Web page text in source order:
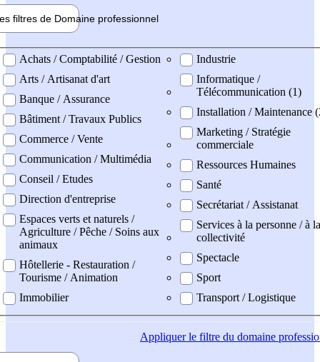
filtres de Domaine professionnel
professionel
Achats / Comptabilité / Gestion
Arts / Artisanat d'art
Banque / Assurance
Bâtiment / Travaux Publics
Commerce / Vente
Communication / Multimédia
Conseil / Etudes
Direction d'entreprise
Espaces verts et naturels /
Agriculture / Pêche / Soins aux
animaux
Hôtellerie - Restauration /
Tourisme / Animation
Immobilier
Industrie
Informatique /
Télécommunication (1)
Installation / Maintenance
Marketing / Stratégie
commerciale
Ressources Humaines
Santé
Secrétariat / Assistanat
Services à la personne / à la
collectivité
Spectacle
Sport
Transport / Logistique
Appliquerle filtre du domaine